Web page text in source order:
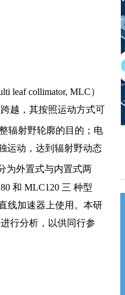
leaf collimator, MLC）
越，其按照运动方式可
辐射野轮廓的目的；电
运动，达到辐射野动态
为外置式与内置式两
和 MLC120 三 种型
线加速器上使用。本研
行分析，以供同行参